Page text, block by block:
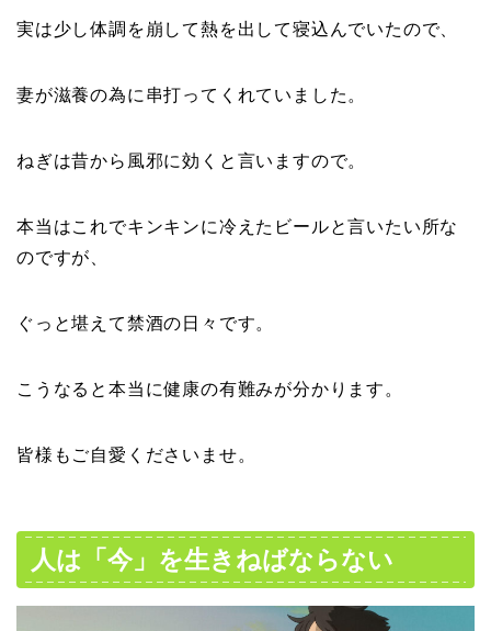
実は少し体調を崩して熱を出して寝込んでいたので、
妻が滋養の為に串打ってくれていました。
ねぎは昔から風邪に効くと言いますので。
本当はこれでキンキンに冷えたビールと言いたい所な
のですが、
ぐっと堪えて禁酒の日々です。
こうなると本当に健康の有難みが分かります。
皆様もご自愛くださいませ。
人は「今」を生きねばならない